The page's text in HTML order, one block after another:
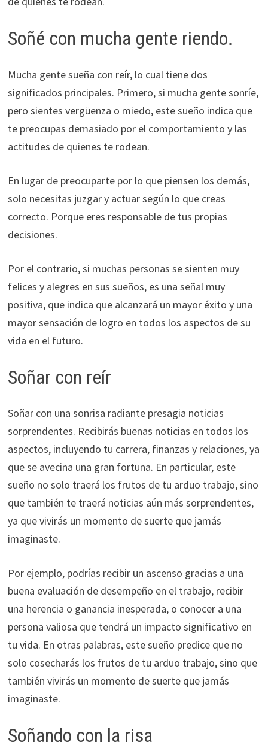
Soñé con mucha gente riendo.
Mucha gente sueña con reír, lo cual tiene dos
significados principales. Primero, si mucha gente sonríe,
pero sientes vergüenza o miedo, este sueño indica que
te preocupas demasiado por el comportamiento y las
actitudes de quienes te rodean.
En lugar de preocuparte por lo que piensen los demás,
solo necesitas juzgar y actuar según lo que creas
correcto. Porque eres responsable de tus propias
decisiones.
Por el contrario, si muchas personas se sienten muy
felices y alegres en sus sueños, es una señal muy
positiva, que indica que alcanzará un mayor éxito y una
mayor sensación de logro en todos los aspectos de su
vida en el futuro.
Soñar con reír
Soñar con una sonrisa radiante presagia noticias
sorprendentes. Recibirás buenas noticias en todos los
aspectos, incluyendo tu carrera, finanzas y relaciones, ya
que se avecina una gran fortuna. En particular, este
sueño no solo traerá los frutos de tu arduo trabajo, sino
que también te traerá noticias aún más sorprendentes,
ya que vivirás un momento de suerte que jamás
imaginaste.
Por ejemplo, podrías recibir un ascenso gracias a una
buena evaluación de desempeño en el trabajo, recibir
una herencia o ganancia inesperada, o conocer a una
persona valiosa que tendrá un impacto significativo en
tu vida. En otras palabras, este sueño predice que no
solo cosecharás los frutos de tu arduo trabajo, sino que
también vivirás un momento de suerte que jamás
imaginaste.
Soñando con la risa